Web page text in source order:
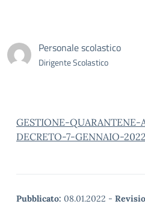
Personale scolastico
Dirigente Scolastico
GESTIONE-QUARANTENE-
DECRETO-7-GENNAIO-
Pubblicato: 08.01.2022 -